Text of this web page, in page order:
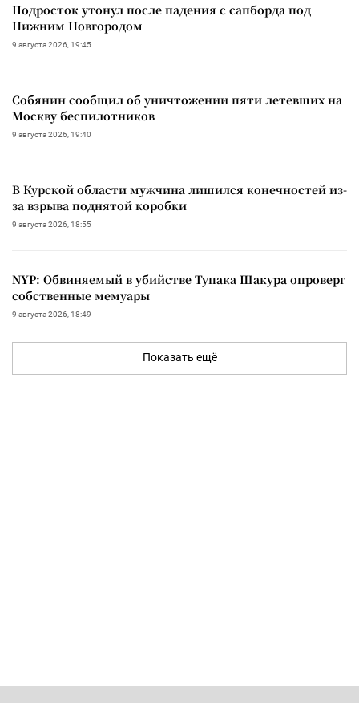
Подросток утонул после падения с сапборда под
Нижним Новгородом
9 августа 2026, 19:45
Собянин сообщил об уничтожении пяти летевших на
Москву беспилотников
9 августа 2026, 19:40
В Курской области мужчина лишился конечностей из-
за взрыва поднятой коробки
9 августа 2026, 18:55
NYP: Обвиняемый в убийстве Тупака Шакура опроверг
собственные мемуары
9 августа 2026, 18:49
Показать ещё